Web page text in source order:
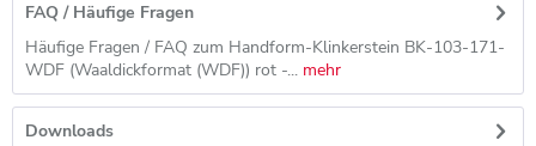
FAQ / Häufige Fragen
Häufige Fragen / FAQ zum Handform-Klinkerstein BK-103-171-
WDF (Waaldickformat (WDF)) rot -... mehr
Downloads